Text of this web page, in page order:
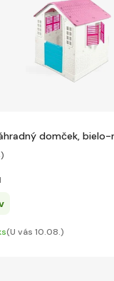
domček,
(U vás 10.08.)